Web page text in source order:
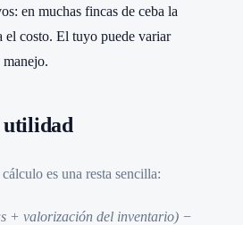
en muchas fincas de ceba la
el costo. El tuyo puede variar
utilidad
es una resta sencilla:
+ valorización del inventario) −